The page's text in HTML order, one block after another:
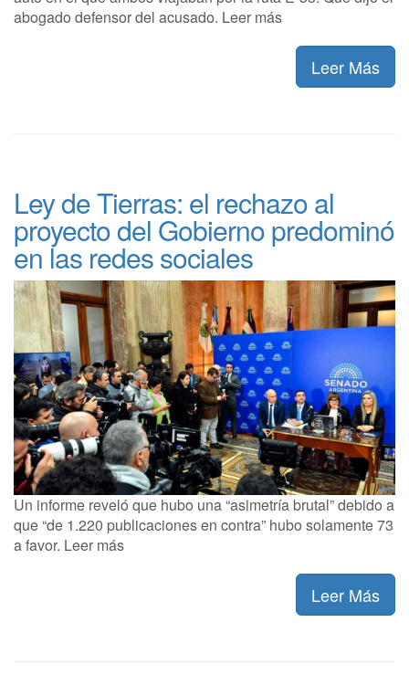
abogado defensor del acusado. Leer más
Leer Más
Ley de Tierras: el rechazo al
proyecto del Gobierno predominó
en las redes sociales
Un informe reveló que hubo una “asimetría brutal” debido a
que “de 1.220 publicaciones en contra” hubo solamente 73
a favor. Leer más
Leer Más